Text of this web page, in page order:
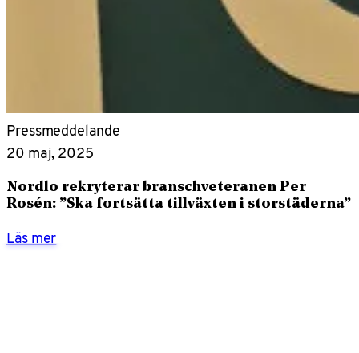
Pressmeddelande
20 maj, 2025
Nordlo rekryterar branschveteranen Per
Rosén: ”Ska fortsätta tillväxten i storstäderna”
Läs mer